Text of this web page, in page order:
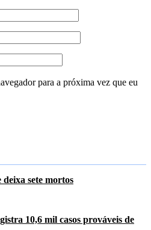
para a próxima vez que eu
sete mortos
10,6 mil casos prováveis de